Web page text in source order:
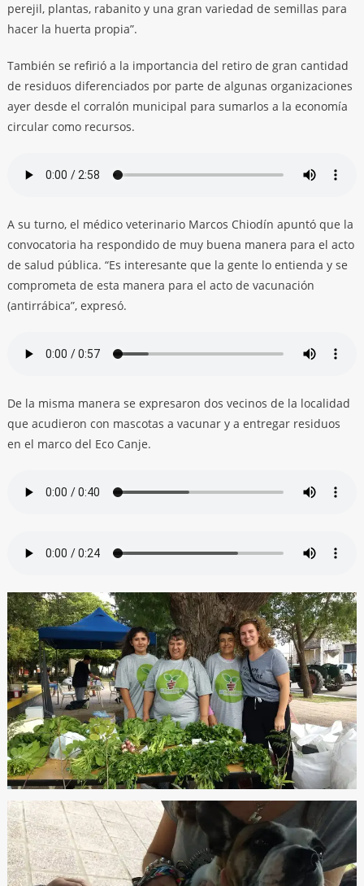
perejil, plantas, rabanito y una gran variedad de semillas para
hacer la huerta propia”.
También se refirió a la importancia del retiro de gran cantidad
de residuos diferenciados por parte de algunas organizaciones
ayer desde el corralón municipal para sumarlos a la economía
circular como recursos.
A su turno, el médico veterinario Marcos Chiodín apuntó que la
convocatoria ha respondido de muy buena manera para el acto
de salud pública. “Es interesante que la gente lo entienda y se
comprometa de esta manera para el acto de vacunación
(antirrábica”, expresó.
De la misma manera se expresaron dos vecinos de la localidad
que acudieron con mascotas a vacunar y a entregar residuos
en el marco del Eco Canje.